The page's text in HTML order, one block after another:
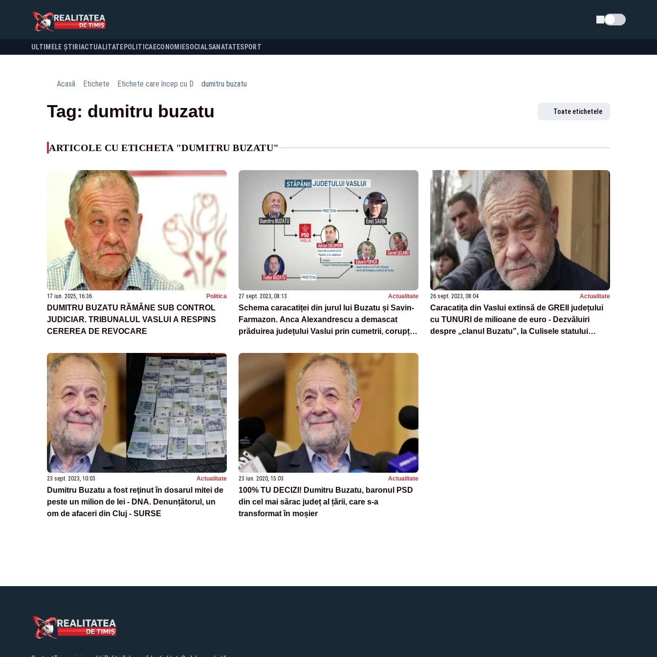
Schimba tema
ULTIMELE ȘTIRI ACTUALITATE POLITICA ECONOMIESOCIALSANATATESPORT
Acasă Etichete Etichete care încep cu D dumitru buzatu
Tag: dumitru buzatu Toate etichetele
ARTICOLE CU ETICHETA "DUMITRU BUZATU"
17 iun. 2025, 16:36 Politica
DUMITRU BUZATU RĂMÂNE SUB CONTROL
JUDICIAR. TRIBUNALUL VASLUI A RESPINS
CEREREA DE REVOCARE
27 sept. 2023, 08:13 Actualitate
Schema caracatiței din jurul lui Buzatu și Savin-
Farmazon. Anca Alexandrescu a demascat
prăduirea județului Vaslui prin cumetrii, corupție
26 sept. 2023, 08:04 Actualitate
Caracatița din Vaslui extinsă de GREII județului
cu TUNURI de milioane de euro - Dezvăluiri
despre „clanul Buzatu”, la Culisele statului
23 sept. 2023, 10:03 Actualitate
Dumitru Buzatu a fost reţinut în dosarul mitei de
peste un milion de lei - DNA. Denunțătorul, un
om de afaceri din Cluj - SURSE
23 iun. 2020, 15:03 Actualitate
100% TU DECIZI! Dumitru Buzatu, baronul PSD
din cel mai sărac județ al țării, care s-a
transformat în moșier